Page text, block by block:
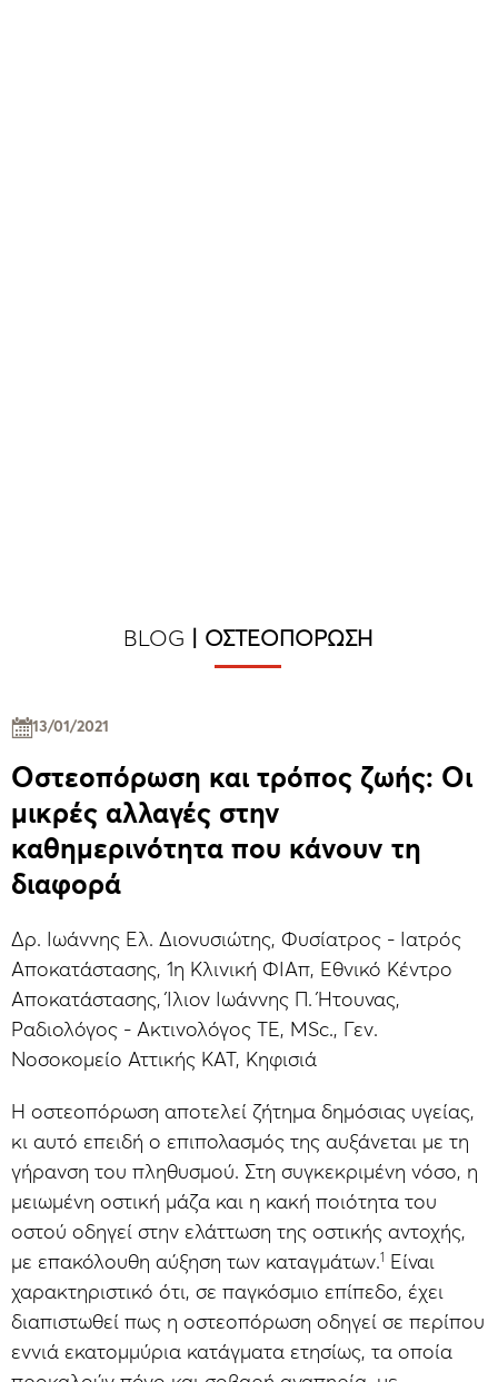
BLOG ΟΣΤΕΟΠΌΡΩΣΗ
13/01/2021
Οστεοπόρωση και τρόπος ζωής: Οι
μικρές αλλαγές στην
καθημερινότητα που κάνουν τη
διαφορά
Δρ. Ιωάννης Ελ. Διονυσιώτης, Φυσίατρος - Ιατρός
Αποκατάστασης, 1η Κλινική ΦΙΑπ, Εθνικό Κέντρο
Αποκατάστασης, Ίλιον Ιωάννης Π. Ήτουνας,
Ραδιολόγος - Ακτινολόγος ΤΕ, MSc., Γεν.
Νοσοκομείο Αττικής ΚΑΤ, Κηφισιά
Η οστεοπόρωση αποτελεί ζήτημα δημόσιας υγείας,
κι αυτό επειδή ο επιπολασμός της αυξάνεται με τη
γήρανση του πληθυσμού. Στη συγκεκριμένη νόσο, η
μειωμένη οστική μάζα και η κακή ποιότητα του
οστού οδηγεί στην ελάττωση της οστικής αντοχής,
με επακόλουθη αύξηση των καταγμάτων.1
Είναι
χαρακτηριστικό ότι, σε παγκόσμιο επίπεδο, έχει
διαπιστωθεί πως η οστεοπόρωση οδηγεί σε περίπου
εννιά εκατομμύρια κατάγματα ετησίως, τα οποία